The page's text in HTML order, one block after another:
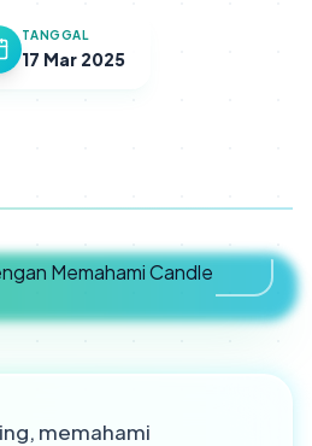
TANGGAL
17 Mar 2025
memahami